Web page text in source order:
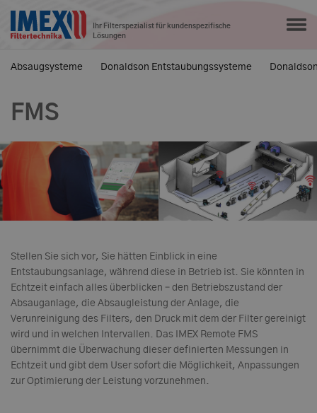
Ihr Filterspezialist für kundenspezifische
Lösungen
Absaugsysteme Donaldson Entstaubungssysteme
FMS
Stellen Sie sich vor, Sie hätten Einblick in eine
Entstaubungsanlage, während diese in Betrieb ist. Sie könnten in
Echtzeit einfach alles überblicken – den Betriebszustand der
Absauganlage, die Absaugleistung der Anlage, die
Verunreinigung des Filters, den Druck mit dem der Filter gereinigt
wird und in welchen Intervallen. Das IMEX Remote FMS
übernimmt die Überwachung dieser definierten Messungen in
Echtzeit und gibt dem User sofort die Möglichkeit, Anpassungen
zur Optimierung der Leistung vorzunehmen.